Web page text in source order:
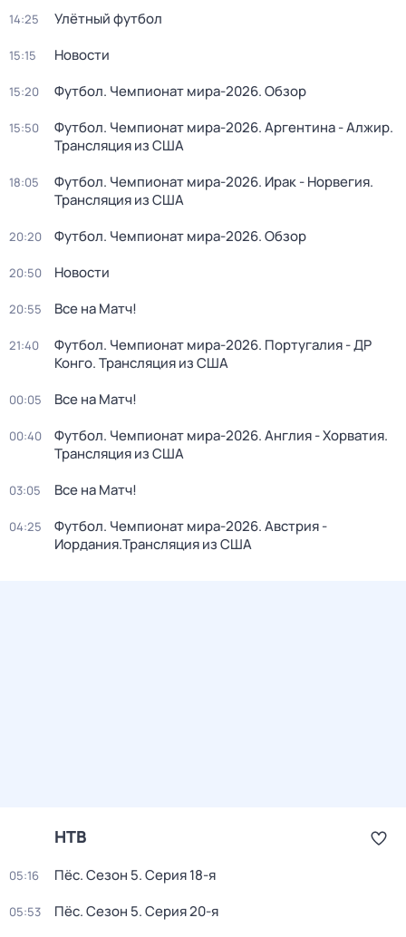
14:25 Улётный футбол
15:15 Новости
15:20 Футбол. Чемпионат мира-2026. Обзор
15:50
Футбол. Чемпионат мира-2026. Аргентина - Алжир.
Трансляция из США
18:05
Футбол. Чемпионат мира-2026. Ирак - Норвегия.
Трансляция из США
20:20 Футбол. Чемпионат мира-2026. Обзор
20:50 Новости
20:55 Все на Матч!
21:40
Футбол. Чемпионат мира-2026. Португалия - ДР
Конго. Трансляция из США
00:05 Все на Матч!
00:40
Футбол. Чемпионат мира-2026. Англия - Хорватия.
Трансляция из США
03:05 Все на Матч!
04:25
Футбол. Чемпионат мира-2026. Австрия -
Иордания.Трансляция из США
НТВ
05:16 Пёс. Сезон 5. Серия 18-я
05:53 Пёс. Сезон 5. Серия 20-я